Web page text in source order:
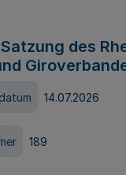
des
14.07.2026
189